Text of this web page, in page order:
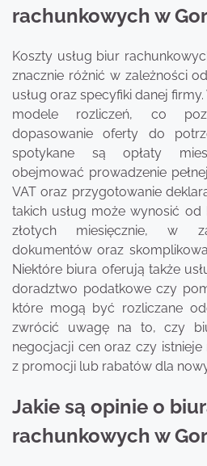
rachunkowych w
Koszty usług biur
znacznie różnić w zależności
usług oraz specyfiki danej
modele rozliczeń, co
dopasowanie oferty do
spotykane są opłaty
obejmować prowadzenie
VAT oraz przygotowanie
takich usług może wynosić
złotych miesięcznie, w
dokumentów oraz
Niektóre biura oferują także
doradztwo podatkowe czy
które mogą być rozliczane
zwrócić uwagę na to, czy
negocjacji cen oraz czy
z promocji lub rabatów dla
Jakie są opinie o
rachunkowych w